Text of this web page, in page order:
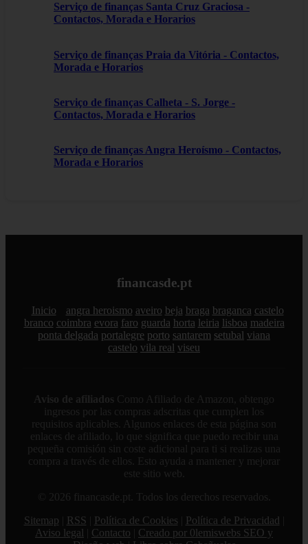
Serviço de finanças Santa Cruz Graciosa -
Contactos, Morada e Horarios
Serviço de finanças Praia da Vitória - Contactos,
Morada e Horarios
Serviço de finanças Calheta - S. Jorge -
Contactos, Morada e Horarios
Serviço de finanças Angra Heroísmo - Contactos,
Morada e Horarios
financasde.pt
Inicio angra heroismo aveiro beja braga braganca castelo
branco coimbra evora faro guarda horta leiria lisboa madeira
ponta delgada portalegre porto santarem setubal viana
castelo vila real viseu
Aviso de afiliados Como Afiliado de Amazon, obtengo
ingresos por las compras adscritas que cumplen los
requisitos aplicables. Algunos enlaces de esta página son
enlaces de afiliado, lo que significa que puedo recibir una
pequeña comisión sin coste adicional para ti si realizas una
compra a través de ellos. Esto ayuda a mantener y mejorar
este sitio web.
© 2026 financasde.pt. Todos los derechos reservados.
Sitemap
RSS Política de Cookies Política de Privacidad
Aviso legal
Contacto
Creado por 0lemiswebs SEO y